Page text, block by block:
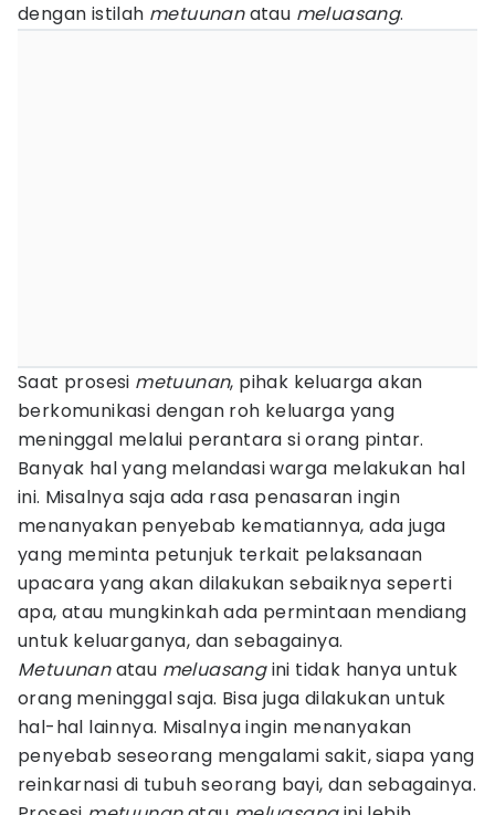
dengan istilah metuunanatau meluasang.
Saat prosesi metuunan, pihak keluarga akan
berkomunikasi dengan roh keluarga yang
meninggal melalui perantara si orang pintar.
Banyak hal yang melandasi warga melakukan hal
ini. Misalnya saja ada rasa penasaran ingin
menanyakan penyebab kematiannya, ada juga
yang meminta petunjuk terkait pelaksanaan
upacara yang akan dilakukan sebaiknya seperti
apa, atau mungkinkah ada permintaan mendiang
untuk keluarganya, dan sebagainya.
Metuunanatau meluasangini tidak hanya untuk
orang meninggal saja. Bisa juga dilakukan untuk
hal-hal lainnya. Misalnya ingin menanyakan
penyebab seseorang mengalami sakit, siapa yang
reinkarnasi di tubuh seorang bayi, dan sebagainya.